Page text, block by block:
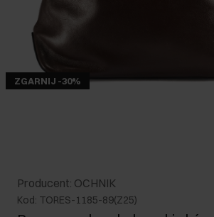
ZGARNIJ -30%
Producent: OCHNIK
Kod: TORES-1185-89(Z25)